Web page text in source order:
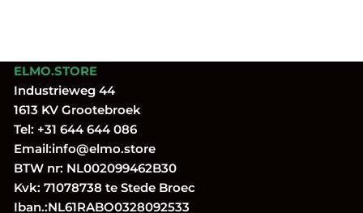
ELMO.STORE
Industrieweg 44
1613 KV Grootebroek
Tel: +31 644 644 086
Email:info@elmo.store
BTW nr: NL002099462B30
Kvk: 71078738 te Stede Broec
Iban.:NL61RABO0328092533